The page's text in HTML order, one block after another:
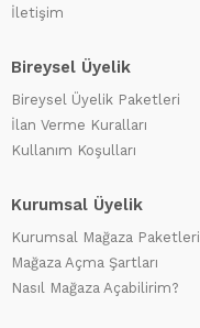
İletişim
Bireysel Üyelik
Bireysel Üyelik Paketleri
İlan Verme Kuralları
Kullanım Koşulları
Kurumsal Üyelik
Kurumsal Mağaza Paketleri
Mağaza Açma Şartları
Nasıl Mağaza Açabilirim?